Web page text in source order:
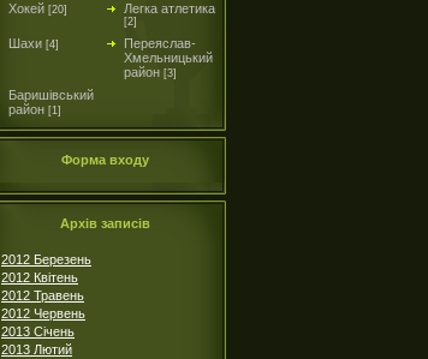
Хокей [20] Легка атлетика
[2]
Шахи [4]
Переяслав-
Хмельницький
район [3]
Баришівський
район [1]
Форма входу
Архів записів
2012 Березень
2012 Квітень
2012 Травень
2012 Червень
2013 Січень
2013 Лютий